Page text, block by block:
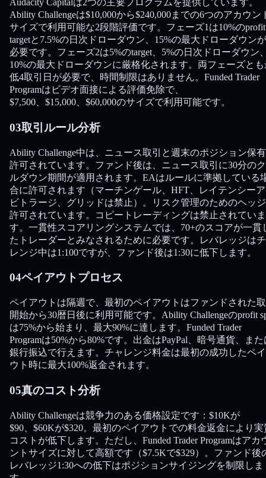
Audacity Capitalは2つの主要プログラムを提供しています。
Ability Challengeは$10,000から$240,000までの6つのアカウン
サイズで利用可能な2段階評価です。フェーズ1は10%のprofit
targetと7.5%の日次ドローダウン、15%の最大ドローダウンが
必要です。フェーズ2は5%のtarget、5%の日次ドローダウン
10%の最大ドローダウンに厳格化されます。両フェーズとも
低4取引日が必要で、時間制限はありません。Funded Trader
Programはビデオ面接による評価免除で、
$7,500、$15,000、$60,000のサイズで利用可能です。
03取引ルール分析
Ability Challenge中は、ニュース取引と週末のポジション保
許可されています。ファンド後は、ニュース取引に30分の
ルダウン期間が適用されます。EAはルールに準拠している
合に許可されます（マーチンゲール、HFT、レイテンシー
ビトラージ、グリッドは禁止）。リスク管理のためのヘッ
許可されています。コピートレーディングは禁止されていま
す。一貫性スコアリングシステムでは、70+のスコアが一貫
たトレーダーとみなされるために必要です。レバレッジは
レンジ中は1:100ですが、ファンド後は1:30に低下します。
04ペイアウトプロセス
ペイアウトは隔週で、最初のペイアウトはファンドされた
開始から30暦日後に利用可能です。Ability Challengeのprofit
は75%から始まり、最大90%に達します。Funded Trader
Programは50%から80%です。出金はPayPal、暗号通貨、また
銀行振込で行えます。チャレンジ料金は最初の成功したペ
ウト時に最大100%返金されます。
05真のコスト分析
Ability Challengeは競争力のある価格設定です：$10Kが
$90、$60Kが$320。最初のペイアウトでの料金返金により実
コストが低下します。ただし、Funded Trader Programはアカ
ントサイズに対して高額です（$7.5Kで$329）。ファンド後
レバレッジ1:30への低下はポジションサイジングを制限しま